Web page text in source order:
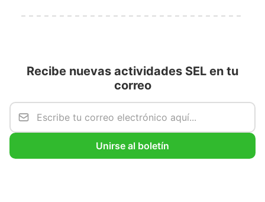
Recibe nuevas actividades SEL en tu
correo
Unirse al boletín